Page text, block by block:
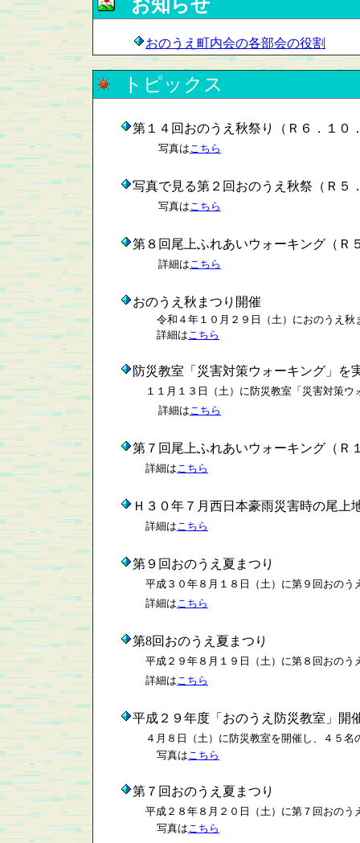
お知らせ
おのうえ町内会の各部会の役割
トピックス
第１４回おのうえ秋祭り（Ｒ６．１０
写真はこちら
写真で見る第２回おのうえ秋祭（Ｒ５
写真はこちら
第８回尾上ふれあいウォーキング（Ｒ
詳細はこちら
おのうえ秋まつり開催
令和４年１０月２９日（土）におのうえ秋まつ
詳細はこちら
防災教室「災害対策ウォーキング」を
１１月１３日（土）に防災教室「災害対策
詳細はこちら
第７回尾上ふれあいウォーキング（Ｒ
詳細はこちら
Ｈ３０年７月西日本豪雨災害時の尾上
詳細はこちら
第９回おのうえ夏まつり
平成３０年８月１８日（土）に第９回おのう
詳細はこちら
第8回おのうえ夏まつり
平成２９年８月１９日（土）に第８回おのう
詳細はこちら
平成２９年度「おのうえ防災教室」開
４月８日（土）に防災教室を開催し、４５名
写真はこちら
第７回おのうえ夏まつり
平成２８年８月２０日（土）に第７回おのう
写真はこちら